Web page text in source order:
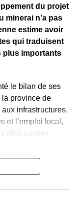
de la
Elle permet de
le
en phase
concerne
les
aux
préparer les
du projet
minerai n’a pas
estime avoir
qui traduisent
plus importants
le bilan de ses
la province de
infrastructures,
et l’emploi local,
déjà posées
réalisation et la
gisement et à